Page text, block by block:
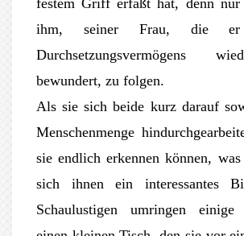
ihm, seiner Frau, die
Durchsetzungsvermögens
bewundert, zu folgen.
Als sie sich beide kurz darauf
Menschenmenge
sie endlich erkennen können,
sich ihnen ein interessantes
Schaulustigen umringen